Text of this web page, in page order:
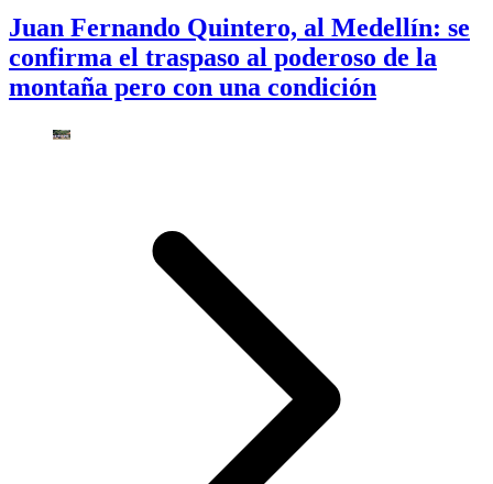
Juan Fernando Quintero, al Medellín: se
confirma el traspaso al poderoso de la
montaña pero con una condición